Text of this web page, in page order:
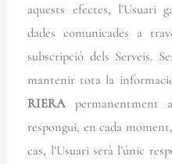
aquests efectes, l’Usuari
dades comunicades a
subscripció dels Serveis.
mantenir tota la
RIERA permanentment
respongui, en cada
cas, l’Usuari serà l’únic